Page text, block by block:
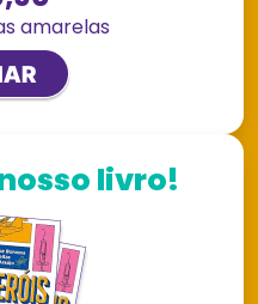
amarelas
livro!